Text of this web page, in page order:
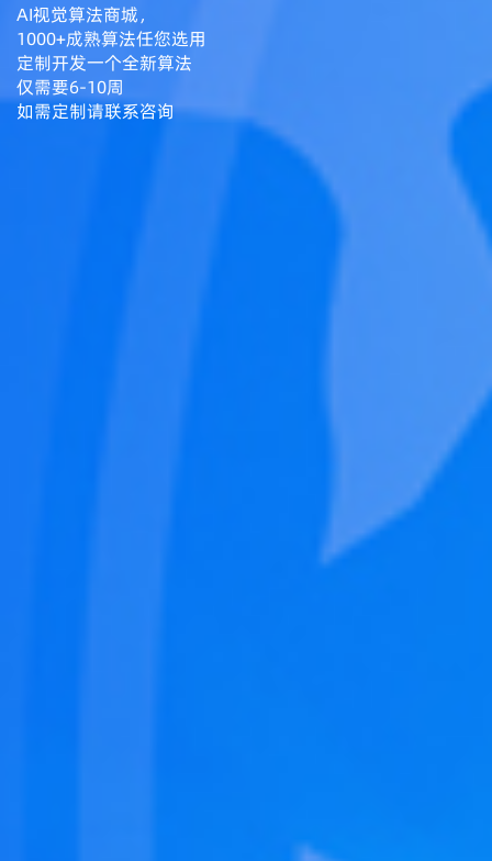
AI视觉算法商城，
1000+成熟算法任您选用
定制开发一个全新算法
仅需要6-10周
如需定制请联系咨询